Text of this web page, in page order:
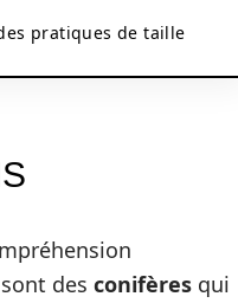
pratiques de taille
sont des conifères qui